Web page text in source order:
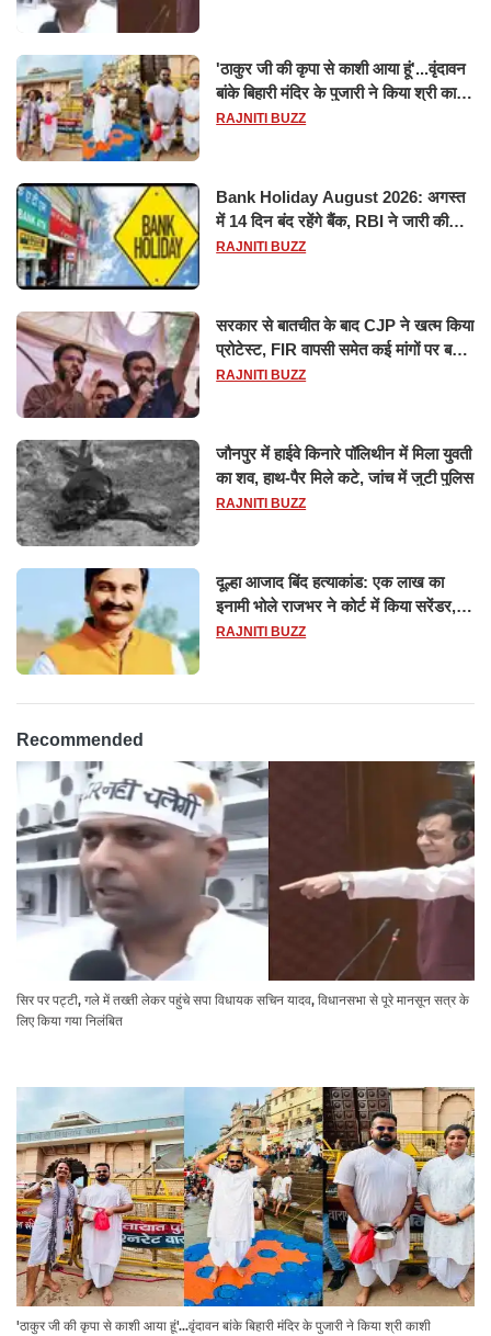
'ठाकुर जी की कृपा से काशी आया हूं'...वृंदावन
बांके बिहारी मंदिर के पुजारी ने किया श्री काशी
विश्वनाथ का जलाभिषेक
RAJNITI BUZZ
Bank Holiday August 2026: अगस्त
में 14 दिन बंद रहेंगे बैंक, RBI ने जारी की
छुट्टियों की लिस्ट​​​​​​​
RAJNITI BUZZ
सरकार से बातचीत के बाद CJP ने खत्म किया
प्रोटेस्ट, FIR वापसी समेत कई मांगों पर बनी
सहमति
RAJNITI BUZZ
जौनपुर में हाईवे किनारे पॉलिथीन में मिला युवती
का शव, हाथ-पैर मिले कटे, जांच में जुटी पुलिस
RAJNITI BUZZ
दूल्हा आजाद बिंद हत्याकांड: एक लाख का
इनामी भोले राजभर ने कोर्ट में किया सरेंडर,
14 दिन के लिए भेजा गया जेल
RAJNITI BUZZ
Recommended
सिर पर पट्टी, गले में तख्ती लेकर पहुंचे सपा विधायक सचिन यादव, विधानसभा से पूरे मानसून सत्र के
लिए किया गया निलंबित
'ठाकुर जी की कृपा से काशी आया हूं'...वृंदावन बांके बिहारी मंदिर के पुजारी ने किया श्री काशी